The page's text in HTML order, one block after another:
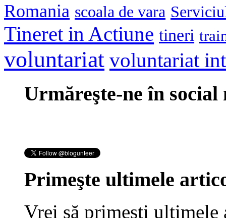
Romania scoala de vara
Tineret in Actiune tineri
voluntariat voluntariat
Urmăreşte-ne în social
Primeşte ultimele
Vrei să primeşti